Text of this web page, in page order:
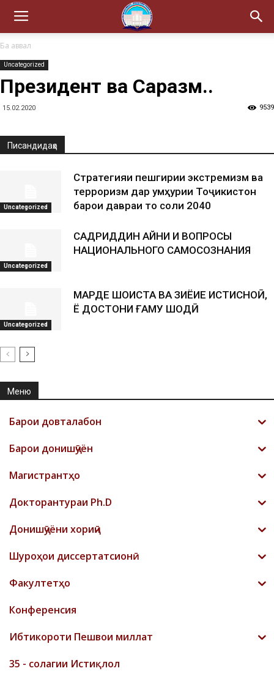
Ба аввал
Uncategorized
Президент ва Саразм..
15.02.2020 9539
Писандидаҳо
Uncategorized
Стратегияи пешгирии экстремизм ва
терроризм дар Ҷумҳурии Тоҷикистон
барои давраи то соли 2040
Uncategorized
САДРИДДИН АЙНИ И ВОПРОСЫ
НАЦИОНАЛЬНОГО САМОСОЗНАНИЯ
Uncategorized
МАРДЕ ШОИСТА ВА ЗИЁИЕ ИСТИСНОӢ,
Ё ДОСТОНИ ҒАМУ ШОДӢ
Меню
Барои довталабон
Барои донишҷӯён
Магистрантҳо
Докторантураи Ph.D
Донишҷӯёни хориҷӣ
Шyроҳои диссертатсионӣ
Факултетҳо
Конференсия
Ибтикороти Пешвои миллат
35 - солагии Истиқлол